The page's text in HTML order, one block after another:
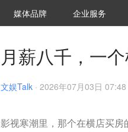
媒体品牌 36Kr研究院
企业服务
月薪八千，一
文娱Talk · 2026年07月03日 07:48
影视寒潮里，那个在横店买房